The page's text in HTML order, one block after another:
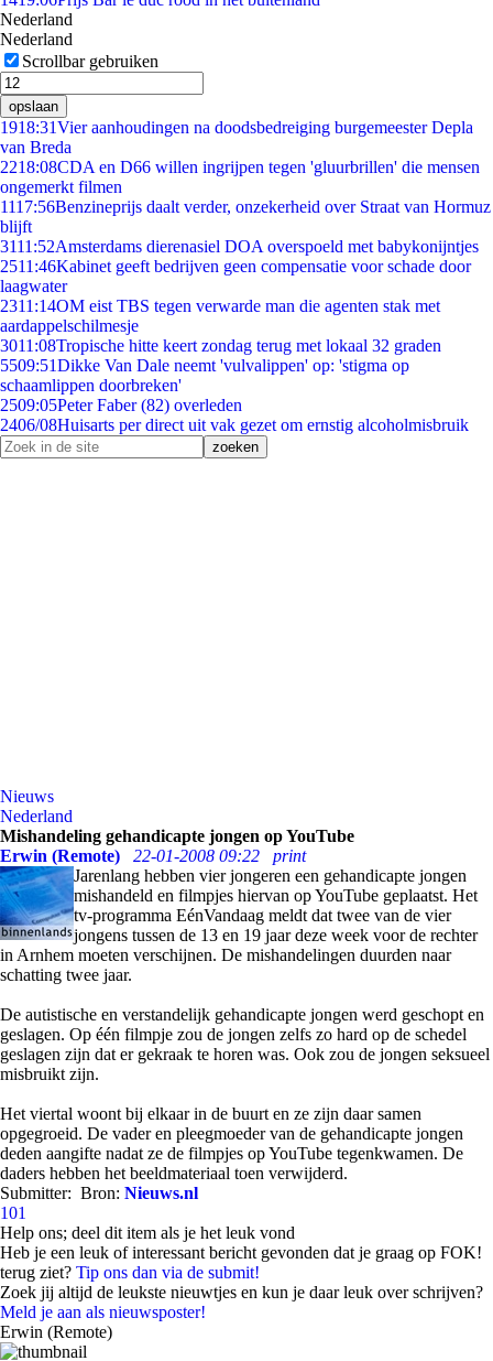
Nederland
Nederland
Scrollbar gebruiken
opslaan
1918:31Vier aanhoudingen na doodsbedreiging burgemeester Depla
van Breda
2218:08CDA en D66 willen ingrijpen tegen 'gluurbrillen' die mensen
ongemerkt filmen
1117:56Benzineprijs daalt verder, onzekerheid over Straat van Hormuz
blijft
3111:52Amsterdams dierenasiel DOA overspoeld met babykonijntjes
2511:46Kabinet geeft bedrijven geen compensatie voor schade door
laagwater
2311:14OM eist TBS tegen verwarde man die agenten stak met
aardappelschilmesje
3011:08Tropische hitte keert zondag terug met lokaal 32 graden
5509:51Dikke Van Dale neemt 'vulvalippen' op: 'stigma op
schaamlippen doorbreken'
2509:05Peter Faber (82) overleden
2406/08Huisarts per direct uit vak gezet om ernstig alcoholmisbruik
Nieuws
Nederland
Mishandeling gehandicapte jongen op YouTube
Erwin (Remote)
22-01-2008 09:22
print
Jarenlang hebben vier jongeren een gehandicapte jongen
mishandeld en filmpjes hiervan op YouTube geplaatst. Het
tv-programma EénVandaag meldt dat twee van de vier
jongens tussen de 13 en 19 jaar deze week voor de rechter
in Arnhem moeten verschijnen. De mishandelingen duurden naar
schatting twee jaar.
De autistische en verstandelijk gehandicapte jongen werd geschopt en
geslagen. Op één filmpje zou de jongen zelfs zo hard op de schedel
geslagen zijn dat er gekraak te horen was. Ook zou de jongen seksueel
misbruikt zijn.
Het viertal woont bij elkaar in de buurt en ze zijn daar samen
opgegroeid. De vader en pleegmoeder van de gehandicapte jongen
deden aangifte nadat ze de filmpjes op YouTube tegenkwamen. De
daders hebben het beeldmateriaal toen verwijderd.
Submitter: Bron: Nieuws.nl
101
Help ons; deel dit item als je het leuk vond
Heb je een leuk of interessant bericht gevonden dat je graag op FOK!
terug ziet? Tip ons dan via de submit!
Zoek jij altijd de leukste nieuwtjes en kun je daar leuk over schrijven?
Meld je aan als nieuwsposter!
Erwin (Remote)